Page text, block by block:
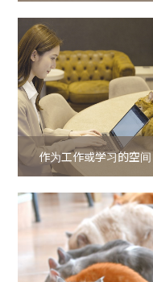
作为工作或学习的空间